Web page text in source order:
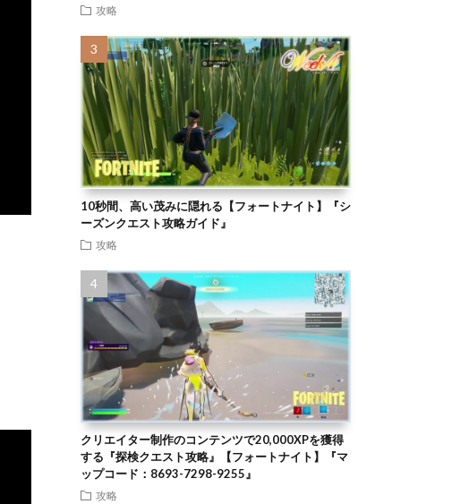
攻略
10秒間、高い茂みに隠れる【フォートナイト】『シ
ーズンクエスト攻略ガイド』
攻略
クリエイター制作のコンテンツで20,000XPを獲得
する『探検クエスト攻略』【フォートナイト】『マ
ップコード：8693-7298-9255』
攻略